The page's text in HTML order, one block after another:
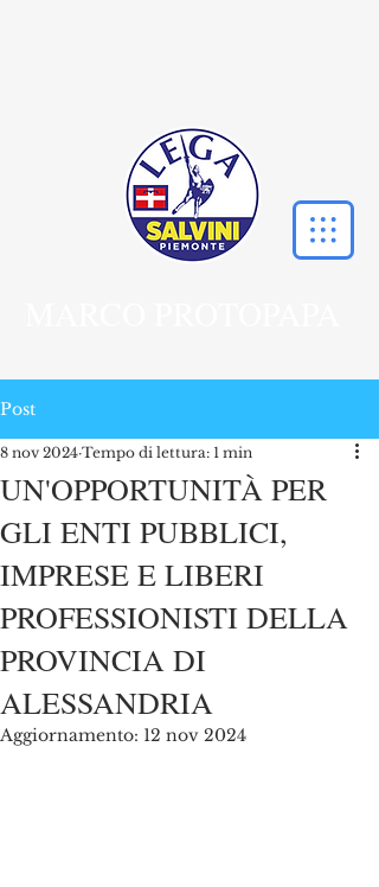
Post
UN'OPPORTUNITÀ PER
GLI ENTI PUBBLICI,
IMPRESE E LIBERI
PROFESSIONISTI DELLA
PROVINCIA DI
ALESSANDRIA
8 nov 2024 Tempo di lettura: 1 min
Aggiornamento: 12 nov 2024